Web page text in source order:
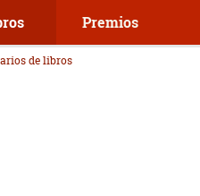
Premios
de libros